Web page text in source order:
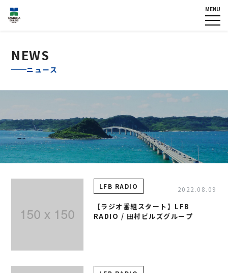
MENU
NEWS
IR情報
TOPICS
反社会的勢力に対する基本方
針
カスタマーハラスメントに対
田村ビルズグループ
認定・宣言一覧
建築・不動産事業
NEWS
ニュース
LFB RADIO 2022.08.09
【ラジオ番組スタート】LFB
RADIO / 田村ビルズグループ